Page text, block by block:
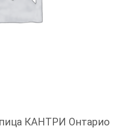
КАНТРИ Онтарио